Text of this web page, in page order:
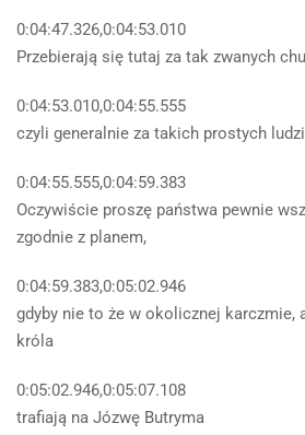
0:04:47.326,0:04:53.010
Przebierają się tutaj za tak zwanych
0:04:53.010,0:04:55.555
czyli generalnie za takich prostych
0:04:55.555,0:04:59.383
Oczywiście proszę państwa pewnie
zgodnie z planem,
0:04:59.383,0:05:02.946
gdyby nie to że w okolicznej karczmie,
króla
0:05:02.946,0:05:07.108
trafiają na Józwę Butryma